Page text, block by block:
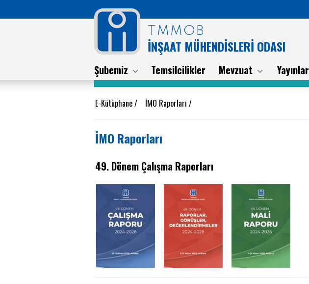
TMMOB
İNŞAAT MÜHENDİSLERİ ODASI
Şubemiz Temsilcilikler Mevzuat Yayınlar
E-Kütüphane/ İMO Raporları /
İMO Raporları
49. Dönem Çalışma Raporları